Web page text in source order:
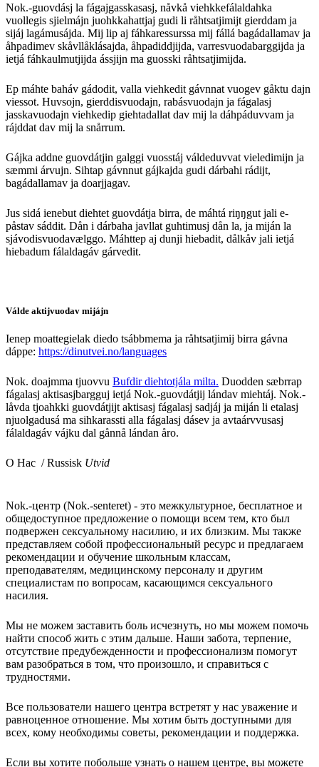
Nok.-guovdásj la fágajgasskasasj, nåvkå viehkkefálaldahka
vuollegis sjielmájn juohkkahattjaj gudi li råhtsatjimijt gierddam ja
sijáj lagámusájda. Mij lip aj fáhkaressurssa mij fállá bagádallamav ja
åhpadimev skåvllåklásajda, åhpadiddjijda, varresvuodabarggijda ja
ietjá fáhkaulmutjijda ássjijn ma guosski råhtsatjimijda.
Ep máhte baháv gádodit, valla viehkedit gávnnat vuogev gåktu dajn
viessot. Huvsojn, gierddisvuodajn, rabásvuodajn ja fágalasj
jasskavuodajn viehkedip giehtadallat dav mij la dáhpáduvvam ja
rájddat dav mij la snårrum.
Gájka addne guovdátjin galggi vuosstáj váldeduvvat vieledimijn ja
sæmmi árvujn. Sihtap gávnnut gájkajda gudi dárbahi rádijt,
bagádallamav ja doarjjagav.
Jus sidá ienebut diehtet guovdátja birra, de máhtá riŋŋgut jali e-
påstav sáddit. Dån i dárbaha javllat guhtimusj dån la, ja miján la
sjávodisvuodavælggo. Máhttep aj dunji hiebadit, dålkåv jali ietjá
hiebadum fálaldagáv gárvedit.
Válde aktijvuodav mijájn
Ienep moattegielak diedo tsábbmema ja råhtsatjimij birra gávna
dáppe: https://dinutvei.no/languages
Nok. doajmma tjuovvu Bufdir diehtotjála milta. Duodden sæbrrap
fágalasj aktisasjbargguj ietjá Nok.-guovdátjij lándav miehtáj. Nok.-
låvda tjoahkki guovdátjijt aktisasj fágalasj sadjáj ja miján li etalasj
njuolgadusá ma sihkarassti alla fágalasj dásev ja avtaárvvusasj
fálaldagáv vájku dal gånnå lándan åro.
О Нac / Russisk Utvid
Nok.-центр (Nok.-senteret) - это межкультурное, бесплатное и
общедоступное предложение о помощи всем тем, кто был
подвержен сексуальному насилию, и их близким. Мы также
представляем собой профессиональный ресурс и предлагаем
рекомендации и обучение школьным классам,
преподавателям, медицинскому персоналу и другим
специалистам по вопросам, касающимся сексуального
насилия.
Мы не можем заставить боль исчезнуть, но мы можем помочь
найти способ жить с этим дальше. Наши забота, терпение,
отсутствие предубежденности и профессионализм помогут
вам разобраться в том, что произошло, и справиться с
трудностями.
Все пользователи нашего центра встретят у нас уважение и
равноценное отношение. Мы хотим быть доступными для
всех, кому необходимы советы, рекомендации и поддержка.
Если вы хотите побольше узнать о нашем центре, вы можете